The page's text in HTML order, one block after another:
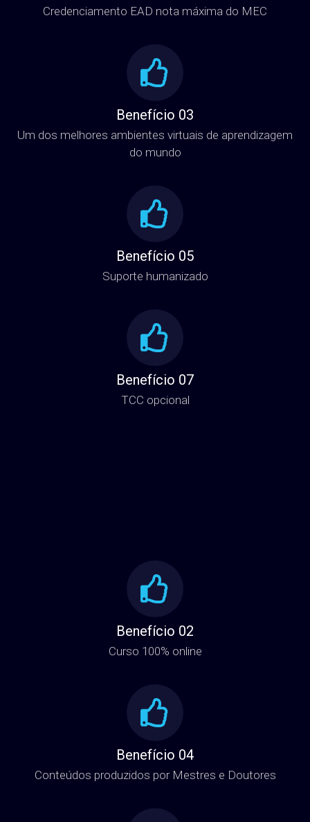
Credenciamento EAD nota máxima do MEC
Benefício 03
Um dos melhores ambientes virtuais de aprendizagem
do mundo
Benefício 05
Suporte humanizado
Benefício 07
TCC opcional
Benefício 02
Curso 100% online
Benefício 04
Conteúdos produzidos por Mestres e Doutores